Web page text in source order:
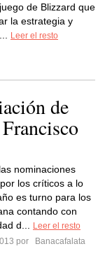
de Blizzard que
la estrategia y
Leer el resto
de
nominaciones
los críticos a lo
es turno para los
contando con
d...
Leer el resto
por
Banacafalata